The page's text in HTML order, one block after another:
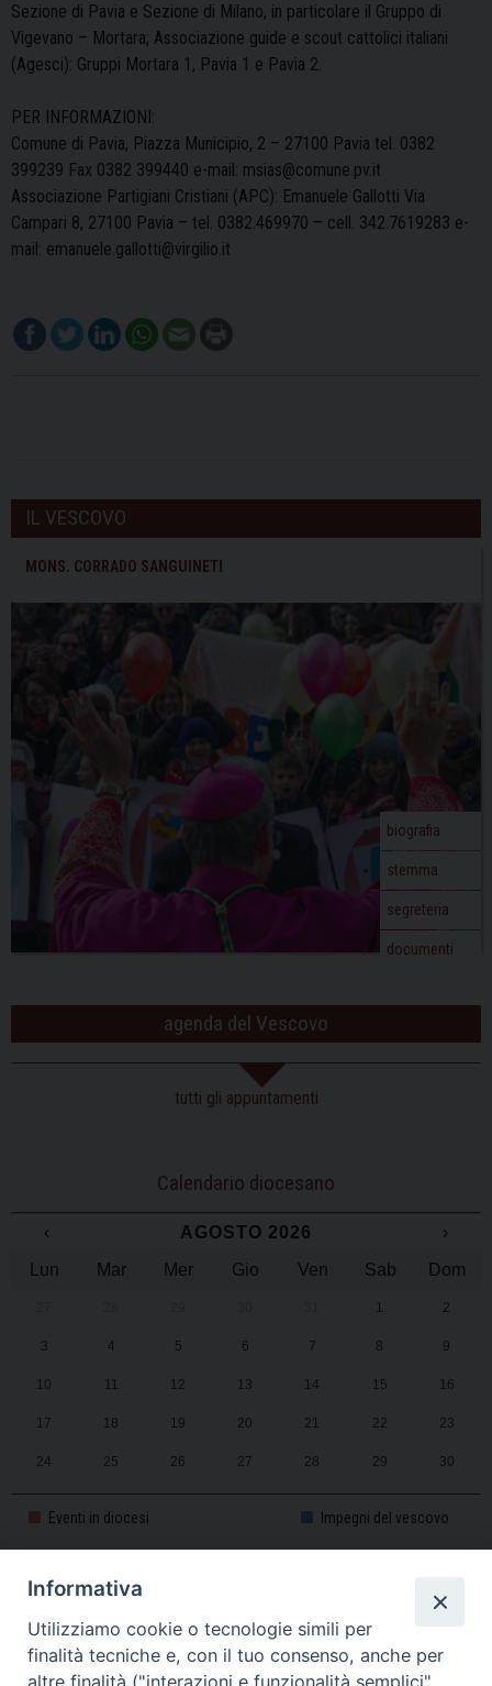
Sezione di Pavia e Sezione di Milano, in particolare il Gruppo di
Vigevano – Mortara; Associazione guide e scout cattolici italiani
(Agesci): Gruppi Mortara 1, Pavia 1 e Pavia 2.
PER INFORMAZIONI:
Comune di Pavia, Piazza Municipio, 2 – 27100 Pavia tel. 0382
399239 Fax 0382 399440 e-mail: msias@comune.pv.it
Associazione Partigiani Cristiani (APC): Emanuele Gallotti Via
Campari 8, 27100 Pavia – tel. 0382.469970 – cell. 342.7619283 e-
mail: emanuele.gallotti@virgilio.it
IL VESCOVO
MONS. CORRADO SANGUINETI
biografia
stemma
segreteria
documenti
agenda del Vescovo
tutti gli appuntamenti
Calendario diocesano
‹ AGOSTO 2026
›
Lun
Mar Mer Gio Ven Sab Dom
1 2
3 4 5 6 7 8 9
10 11 12 13 14 15 16
17 18 19 20 21 22 23
24 25 26 27 28 29 30
31 1 2 3 4 5 6
Eventi in diocesi Impegni del vescovo
CALENDARIO PASTORALE 2025-2026
Informativa
Utilizziamo cookie o tecnologie simili per
finalità tecniche e, con il tuo consenso, anche per